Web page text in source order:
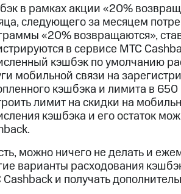
МТС
в рамках акции «20%
следующего за месяцем
«20% возвращаются»,
в сервисе МТС
кэшбэк по умолчанию
мобильной связи на
кэшбэка и лимита в
лимит на скидки на
кэшбэка и его остаток
можно ничего не делать и
варианты расходования
и получать